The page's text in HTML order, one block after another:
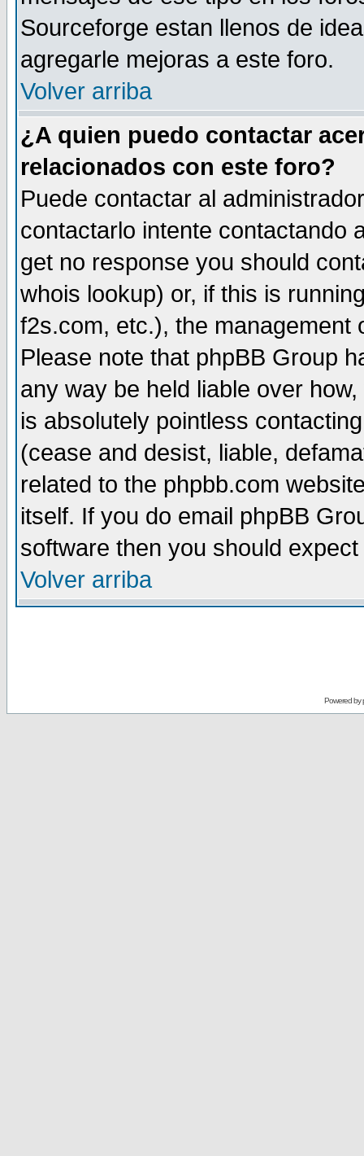
Sourceforge estan llenos de
agregarle mejoras a este foro.
Volver arriba
¿A quien puedo contactar
relacionados con este foro?
Puede contactar al
contactarlo intente contactando
get no response you should
whois lookup) or, if this is
f2s.com, etc.), the management
Please note that phpBB Group
any way be held liable over
is absolutely pointless
(cease and desist, liable,
related to the phpbb.com
itself. If you do email phpBB
software then you should
Volver arriba
Powered by